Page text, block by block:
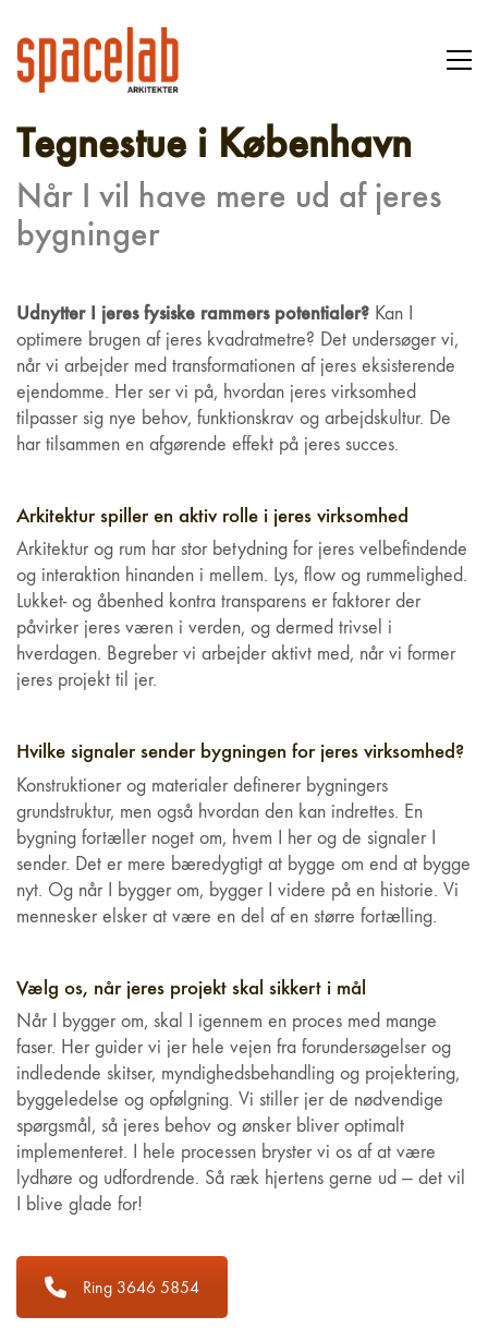
Tegnestue i København
Når I vil have mere ud af jeres
bygninger
Udnytter I jeres fysiske rammers potentialer? Kan I
optimere brugen af jeres kvadratmetre? Det undersøger vi,
når vi arbejder med transformationen af jeres eksisterende
ejendomme. Her ser vi på, hvordan jeres virksomhed
tilpasser sig nye behov, funktionskrav og arbejdskultur. De
har tilsammen en afgørende effekt på jeres succes.
Arkitektur spiller en aktiv rolle i jeres virksomhed
Arkitektur og rum har stor betydning for jeres velbefindende
og interaktion hinanden i mellem. Lys, flow og rummelighed.
Lukket- og åbenhed kontra transparens er faktorer der
påvirker jeres væren i verden, og dermed trivsel i
hverdagen. Begreber vi arbejder aktivt med, når vi former
jeres projekt til jer.
Hvilke signaler sender bygningen for jeres virksomhed?
Konstruktioner og materialer definerer bygningers
grundstruktur, men også hvordan den kan indrettes. En
bygning fortæller noget om, hvem I her og de signaler I
sender. Det er mere bæredygtigt at bygge om end at bygge
nyt. Og når I bygger om, bygger I videre på en historie. Vi
mennesker elsker at være en del af en større fortælling.
Vælg os, når jeres projekt skal sikkert i mål
Når I bygger om, skal I igennem en proces med mange
faser. Her guider vi jer hele vejen fra forundersøgelser og
indledende skitser, myndighedsbehandling og projektering,
byggeledelse og opfølgning. Vi stiller jer de nødvendige
spørgsmål, så jeres behov og ønsker bliver optimalt
implementeret. I hele processen bryster vi os af at være
lydhøre og udfordrende. Så ræk hjertens gerne ud — det vil
I blive glade for!
Ring 3646 5854